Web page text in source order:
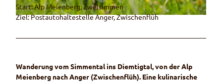
© Martin Wymann, Naturpark Diemtigtal
Start: Alp Meienberg, Zweisimmen
Ziel: Postautohaltestelle Anger, Zwischenflüh
Wanderung vom Simmental ins Diemtigtal, von der Alp
Meienberg nach Anger (Zwischenflüh). Eine kulinarische